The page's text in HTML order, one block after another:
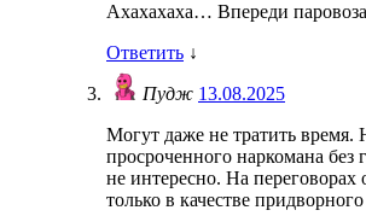
Ахахахаха… Впереди
Ответить ↓
Пудж 13.08.2025
Могут даже не тратить
просроченного наркомана
не интересно. На переговорах
только в качестве